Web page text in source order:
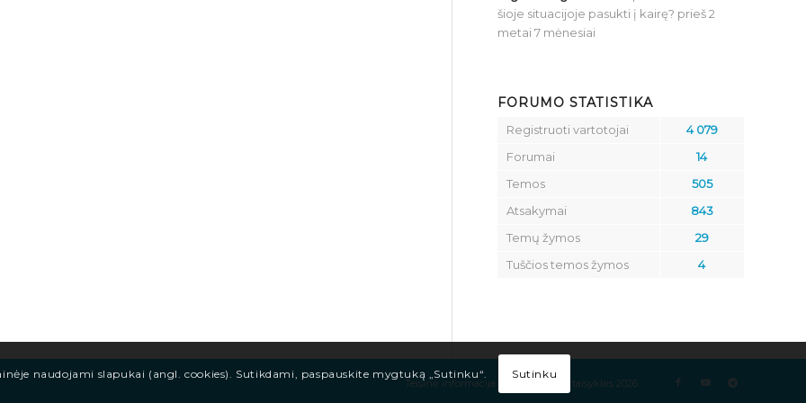
šioje situacijoje pasukti į kairę? prieš 2
metai 7 mėnesiai
FORUMO STATISTIKA
Registruoti vartotojai
4 079
Forumai
14
Temos
505
Atsakymai
843
Temų žymos
29
Tuščios temos žymos
4
Teisinė informacija Kelių eismo taisyklės 2026
naudojami slapukai (angl. cookies). Sutikdami, paspauskite mygtuką „Sutinku“. Sutinku